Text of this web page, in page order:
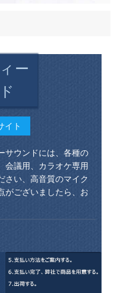
ー
イト
サウンドには、各種の
会議用、カラオケ専用
さい、高音質のマイク
がございましたら、お